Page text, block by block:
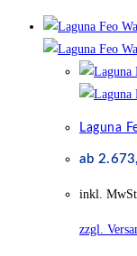
Laguna
ab
inkl.
zzgl.